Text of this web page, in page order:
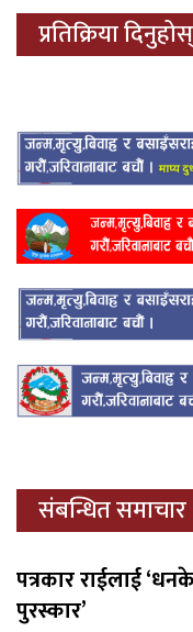
प्रतिक्रिया दिनुहोस्
संबन्धित समाचार
पत्रकार राईलाई
पुरस्कार’